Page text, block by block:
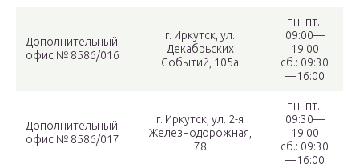
Дополнительный
офис № 8586/016
г. Иркутск, ул.
Декабрьских
Событий, 105а
пн.-пт.:
09:00—
19:00
сб.: 09:30
—16:00
Дополнительный
офис № 8586/017
г. Иркутск, ул. 2-я
Железнодорожная,
78
пн.-пт.:
09:30—
19:00
сб.: 09:30
—16:00